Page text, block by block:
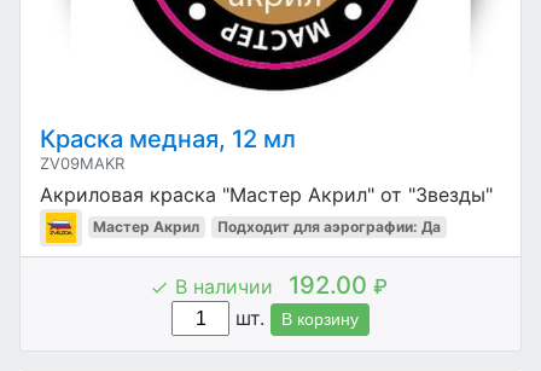
Краска медная, 12 мл
ZV09MAKR
Акриловая краска "Мастер Акрил" от "Звезды"
Мастер Акрил Подходит для аэрографии: Да
В наличии 192.00 ₽
шт.
В корзину